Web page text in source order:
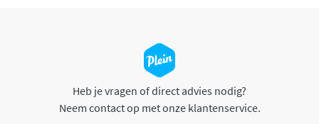
Heb je vragen of direct advies nodig?
Neem contact op met onze klantenservice.